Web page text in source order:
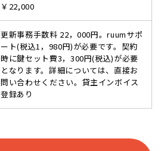
￥22,000
更新事務手数料 22，000円。ruumサポ
ート(税込1，980円)が必要です。契約
時に鍵セット費3，300円(税込)が必要
となります。詳細については、直接お
問い合わせください。貸主インボイス
登録あり